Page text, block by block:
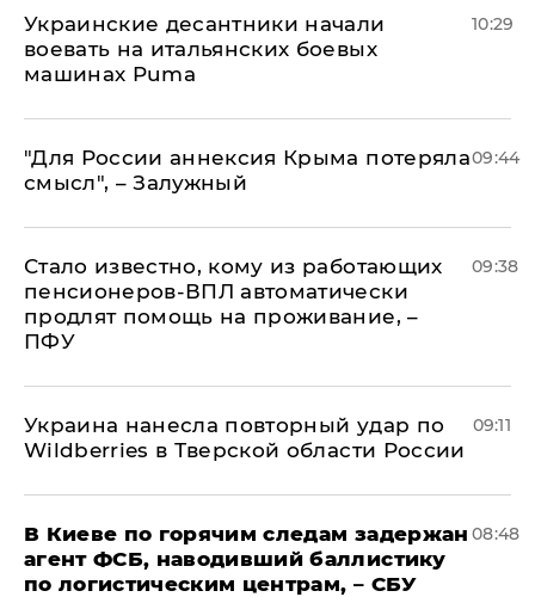
Украинские десантники начали
воевать на итальянских боевых
машинах Puma
10:29
"Для России аннексия Крыма потеряла
смысл", – Залужный
09:44
Стало известно, кому из работающих
пенсионеров-ВПЛ автоматически
продлят помощь на проживание, –
ПФУ
09:38
Украина нанесла повторный удар по
Wildberries в Тверской области России
09:11
В Киеве по горячим следам задержан
агент ФСБ, наводивший баллистику
по логистическим центрам, – СБУ
08:48